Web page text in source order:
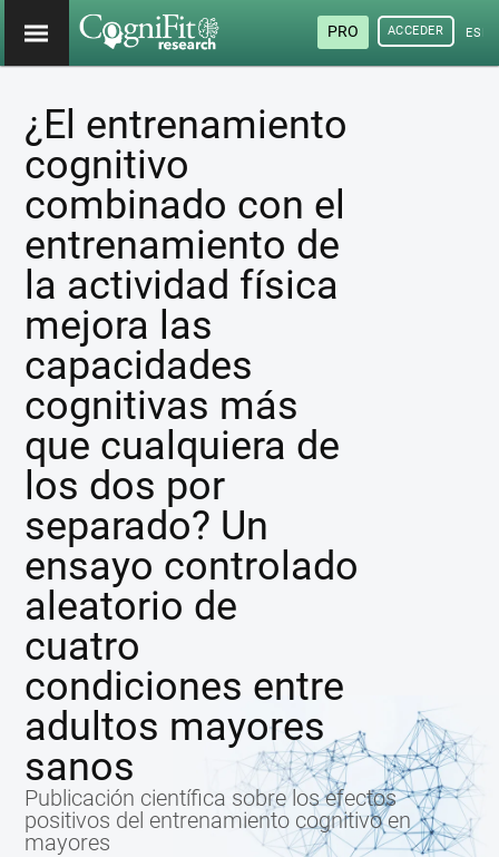
PRO ACCEDER
¿El entrenamiento
cognitivo
combinado con el
entrenamiento de
la actividad física
mejora las
capacidades
cognitivas más
que cualquiera de
los dos por
separado? Un
ensayo controlado
aleatorio de
cuatro
condiciones entre
adultos mayores
sanos
Publicación científica sobre los efectos
positivos del entrenamiento cognitivo en
mayores